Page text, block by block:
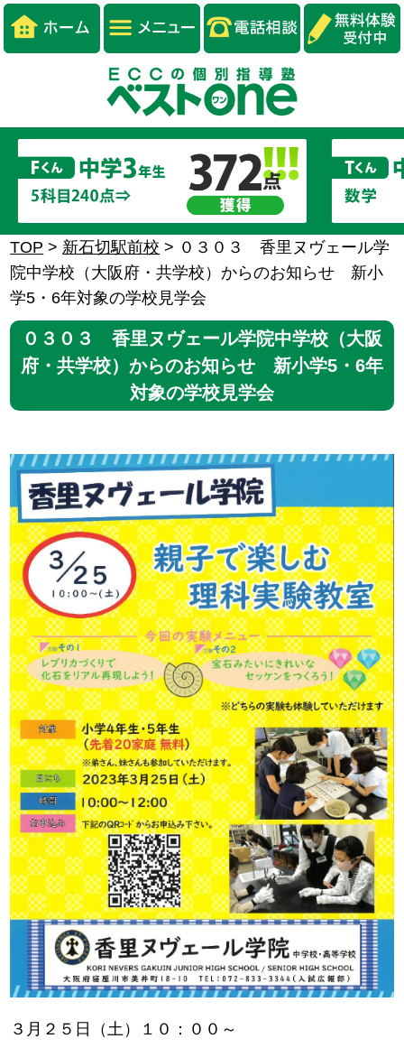
TOP > 新石切駅前校 > ０３０３ 香里ヌヴェール学
院中学校（大阪府・共学校）からのお知らせ 新小
学5・6年対象の学校見学会
０３０３ 香里ヌヴェール学院中学校（大阪
府・共学校）からのお知らせ 新小学5・6年
対象の学校見学会
３月２５日（土）１０：００～